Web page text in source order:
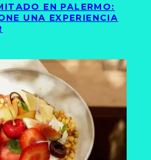
EN PALERMO:
UNA EXPERIENCIA